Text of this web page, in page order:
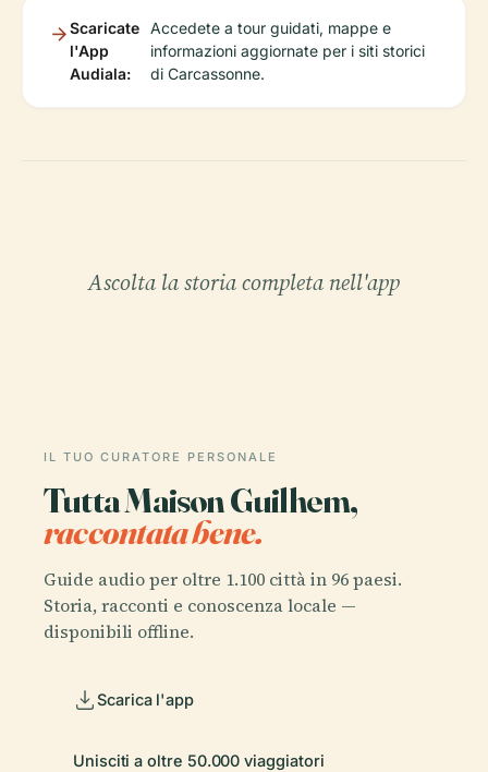
Scaricate
l'App
Audiala:
Accedete a tour guidati, mappe e
informazioni aggiornate per i siti storici
di Carcassonne.
Ascolta la storia completa nell'app
IL TUO CURATORE PERSONALE
Tutta Maison Guilhem,
raccontata bene.
Guide audio per oltre 1.100 città in 96 paesi.
Storia, racconti e conoscenza locale —
disponibili offline.
Scarica l'app
Unisciti a oltre 50.000 viaggiatori